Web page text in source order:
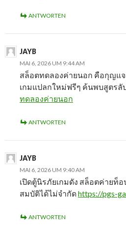
ANTWORTEN
JAYB
MAI 6, 2026 UM 9:44 AM
สล็อตทดลองค่ายนอก คือกุญแ
เกมแปลกใหม่ฟรีๆ ค้นพบสูตรลั
ทดลองค่ายนอก
ANTWORTEN
JAYB
MAI 6, 2026 UM 9:40 AM
เปิดตู้นิรภัยเกมดัง สล็อตค่ายท็
สมบัติได้ไม่จำกัดhttps://pgs-
ANTWORTEN